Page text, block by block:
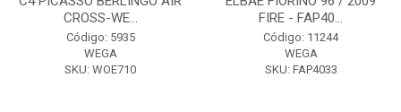
CROSS-WE...
Código: 5935
WEGA
SKU: WOE710
FIRE - FAP40...
Código: 11244
WEGA
SKU: FAP4033